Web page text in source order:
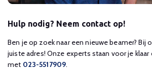
Hulp nodig? Neem contact op!
Ben je op zoek naar een nieuwe beamer? Bij
juiste adres! Onze experts staan voor je
met 023-5517909.